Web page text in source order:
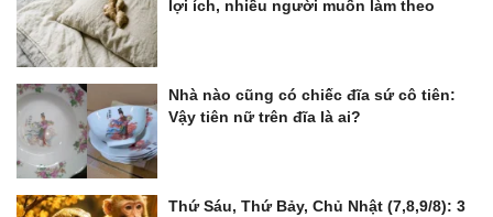
lợi ích, nhiều người muốn làm theo
Nhà nào cũng có chiếc đĩa sứ cô tiên:
Vậy tiên nữ trên đĩa là ai?
Thứ Sáu, Thứ Bảy, Chủ Nhật (7,8,9/8): 3